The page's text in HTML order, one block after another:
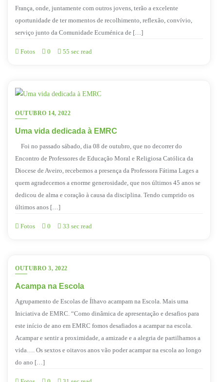
França, onde, juntamente com outros jovens, terão a excelente
oportunidade de ter momentos de recolhimento, reflexão, convívio,
serviço junto da Comunidade Ecuménica de […]
Fotos 0 55 sec read
OUTUBRO 14, 2022
Uma vida dedicada à EMRC
Foi no passado sábado, dia 08 de outubro, que no decorrer do
Encontro de Professores de Educação Moral e Religiosa Católica da
Diocese de Aveiro, recebemos a presença da Professora Fátima Lages a
quem agradecemos a enorme generosidade, que nos últimos 45 anos se
dedicou de alma e coração à causa da disciplina. Tendo cumprido os
últimos anos […]
Fotos 0 33 sec read
OUTUBRO 3, 2022
Acampa na Escola
Agrupamento de Escolas de Ílhavo acampam na Escola. Mais uma
Iniciativa de EMRC. “Como dinâmica de apresentação e desafios para
este início de ano em EMRC fomos desafiados a acampar na escola.
Acampar e sentir a proximidade, a amizade e a alegria de partilhamos a
vida…. Os sextos e oitavos anos vão poder acampar na escola ao longo
do ano […]